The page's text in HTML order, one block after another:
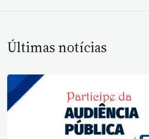
Últimas notícias